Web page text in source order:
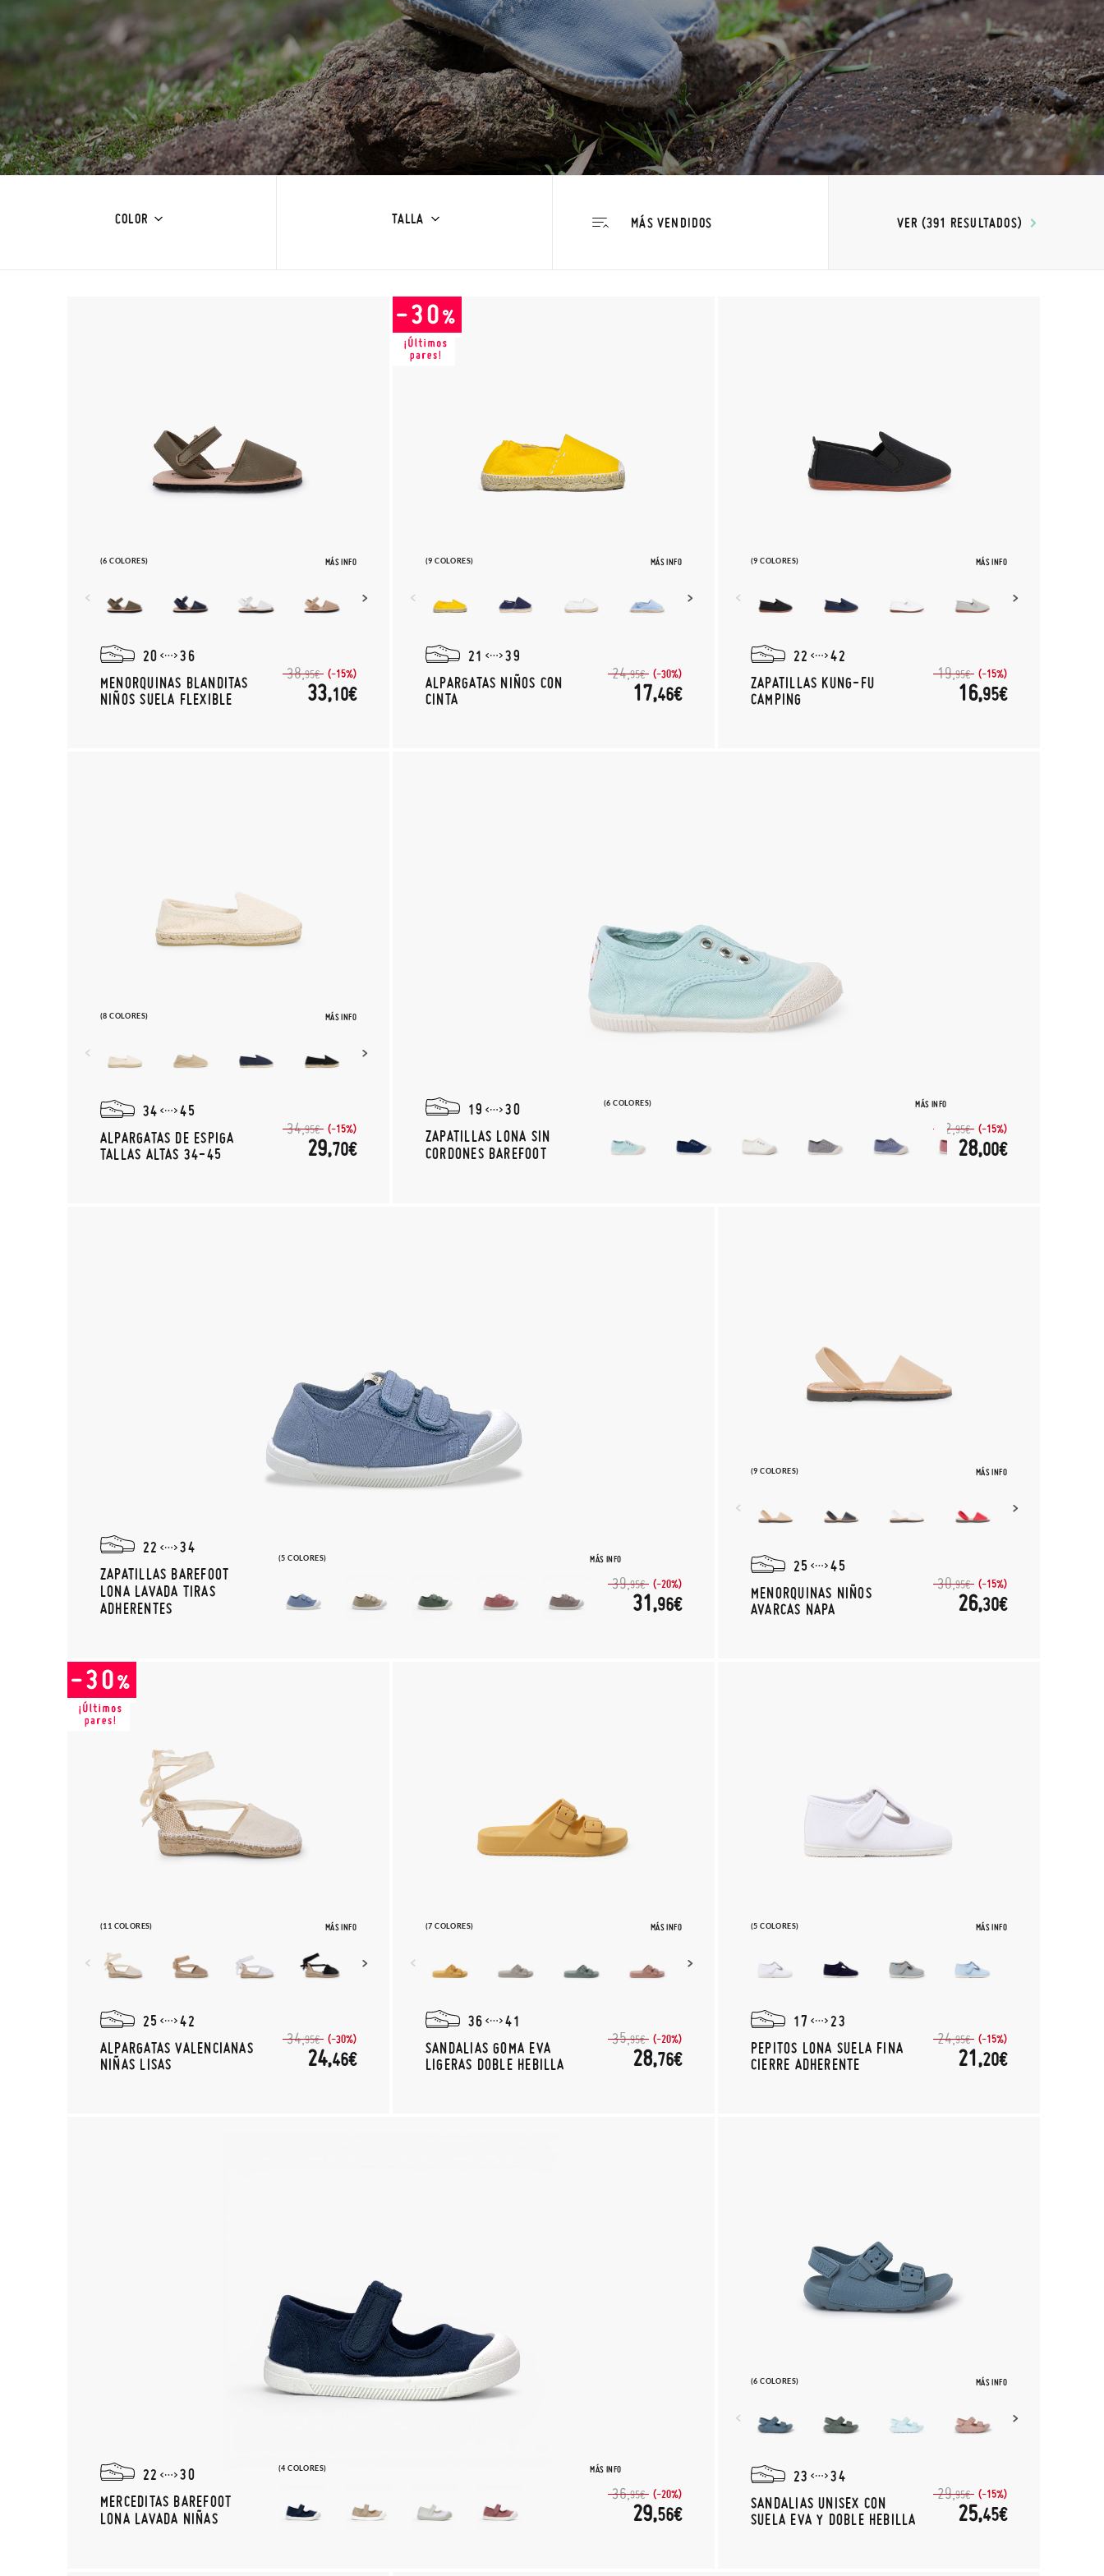
COLOR TALLA VER (391 RESULTADOS)
(6 COLORES) MÁS INFO
20
36
MENORQUINAS BLANDITAS
NIÑOS SUELA FLEXIBLE
38,95€ (-15%)
33,10€
(9 COLORES) MÁS INFO
21
39
ALPARGATAS NIÑOS CON
CINTA
24,95€ (-30%)
17,46€
(9 COLORES) MÁS INFO
22
42
ZAPATILLAS KUNG-FU
CAMPING
19,95€ (-15%)
16,95€
(8 COLORES) MÁS INFO
34
45
ALPARGATAS DE ESPIGA
TALLAS ALTAS 34-45
34,95€ (-15%)
29,70€
(6 COLORES) MÁS INFO
19
30
ZAPATILLAS LONA SIN
CORDONES BAREFOOT
32,95€ (-15%)
28,00€
(5 COLORES) MÁS INFO
22
34
ZAPATILLAS BAREFOOT
LONA LAVADA TIRAS
ADHERENTES
39,95€ (-20%)
31,96€
(9 COLORES) MÁS INFO
25
45
MENORQUINAS NIÑOS
AVARCAS NAPA
30,95€ (-15%)
26,30€
(11 COLORES) MÁS INFO
25
42
ALPARGATAS VALENCIANAS
NIÑAS LISAS
34,95€ (-30%)
24,46€
(7 COLORES) MÁS INFO
36
41
SANDALIAS GOMA EVA
LIGERAS DOBLE HEBILLA
35,95€ (-20%)
28,76€
(5 COLORES) MÁS INFO
17
23
PEPITOS LONA SUELA FINA
CIERRE ADHERENTE
24,95€ (-15%)
21,20€
(4 COLORES) MÁS INFO
22
30
MERCEDITAS BAREFOOT
LONA LAVADA NIÑAS
36,95€ (-20%)
29,56€
(6 COLORES) MÁS INFO
23
34
SANDALIAS UNISEX CON
SUELA EVA Y DOBLE HEBILLA
29,95€ (-15%)
25,45€